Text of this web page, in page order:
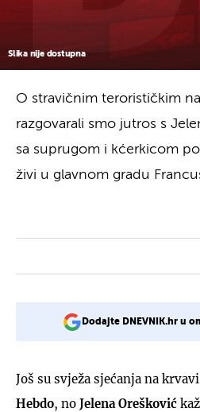
Slika nije dostupna
O stravičnim terorističkim
razgovarali smo jutros s
sa suprugom i kćerkicom
živi u glavnom gradu
Dodajte DNEVNIK.hr u
Još su svježa sjećanja na
Hebdo, no Jelena Orešković